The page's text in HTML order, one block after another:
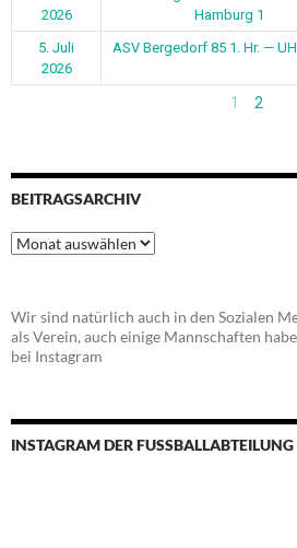
2026
Hamburg 1
5. Juli
2026
ASV Bergedorf 85 1. Hr. —
1 2
BEITRAGSARCHIV
Beitragsarchiv
Wir sind natürlich auch in den Sozialen
als Verein, auch einige Mannschaften
bei Instagram
INSTAGRAM DER FUSSBALLABTEILUNG